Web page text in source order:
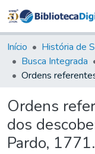
Início História de
Busca Integrada
Ordens
dos
Pardo,